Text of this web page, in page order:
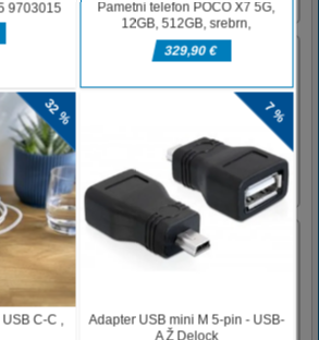
Vbodna žaga za tovornjake
Pickup Trucks Jigsaw je še ena sestavljanka
sestavljanka s pickupi. Kliknite na sliko in
začnite igrati. Izberite, kako močno želite
igrati, in povlecite kose, da pridete do
položaja, da dobite sliko s tovornjakom.Za
igranje te igre uporabite miško
Žaba
Žaba je tu! Tapnite in skočite, da dosežete čim
višje. Zbirajte zvezde in jejte muhe za točke.
Izogibajte se nevarnim živalim in rastlinam.
Skoči v mehurček, da letiš!